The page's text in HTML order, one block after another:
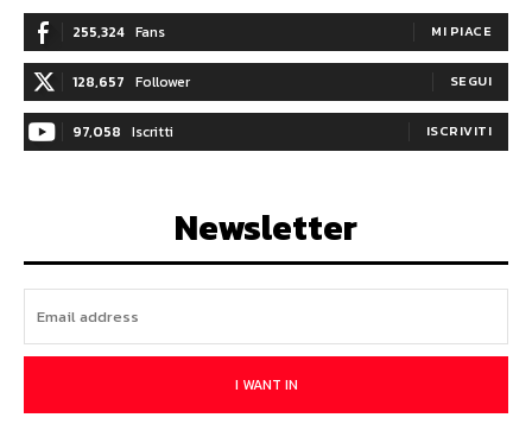
255,324 Fans MI PIACE
128,657 Follower SEGUI
97,058 Iscritti ISCRIVITI
Newsletter
I WANT IN